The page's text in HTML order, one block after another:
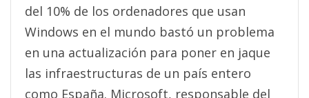
del 10% de los ordenadores que usan
Windows en el mundo bastó un problema
en una actualización para poner en jaque
las infraestructuras de un país entero
como España. Microsoft, responsable del